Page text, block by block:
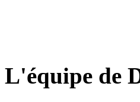
L'équipe de